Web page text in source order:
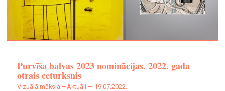
Purvīša balvas 2023 nominācijas. 2022. gada
otrais ceturksnis
vizuālā māksla —Aktuāli — 19.07.2022.